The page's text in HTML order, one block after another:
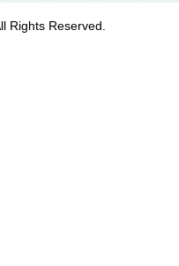
Rights Reserved.